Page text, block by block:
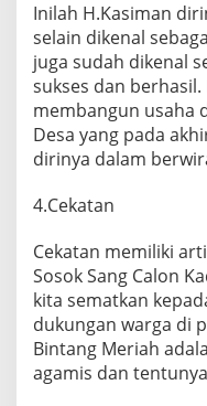
Inilah H.Kasiman
selain dikenal
juga sudah dikenal
sukses dan
membangun usaha
Desa yang pada
dirinya dalam
4.Cekatan
Cekatan memiliki
Sosok Sang Calon
kita sematkan
dukungan warga di
Bintang Meriah
agamis dan